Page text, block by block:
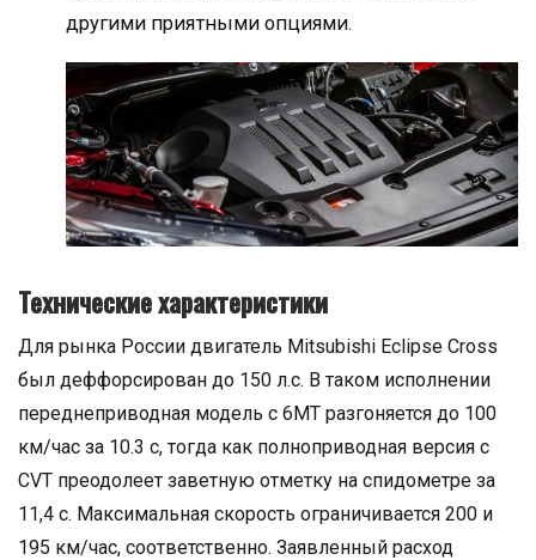
другими приятными опциями.
Технические характеристики
Для рынка России двигатель Mitsubishi Eclipse Cross
был деффорсирован до 150 л.с. В таком исполнении
переднеприводная модель с 6МТ разгоняется до 100
км/час за 10.3 с, тогда как полноприводная версия с
CVT преодолеет заветную отметку на спидометре за
11,4 с. Максимальная скорость ограничивается 200 и
195 км/час, соответственно. Заявленный расход